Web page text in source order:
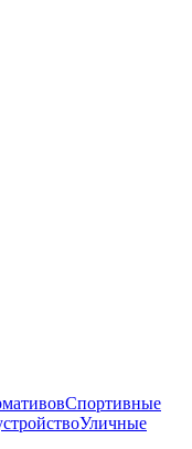
Спортивные
Уличные